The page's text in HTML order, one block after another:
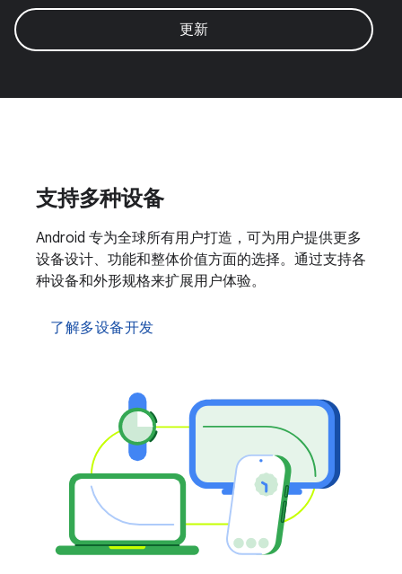
更新
支持多种设备
Android 专为全球所有用户打造，可为用户提供更多
设备设计、功能和整体价值方面的选择。通过支持各
种设备和外形规格来扩展用户体验。
了解多设备开发